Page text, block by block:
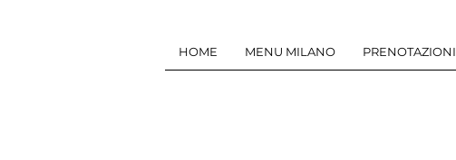
HOME MENU MILANO PRENOTAZIONI